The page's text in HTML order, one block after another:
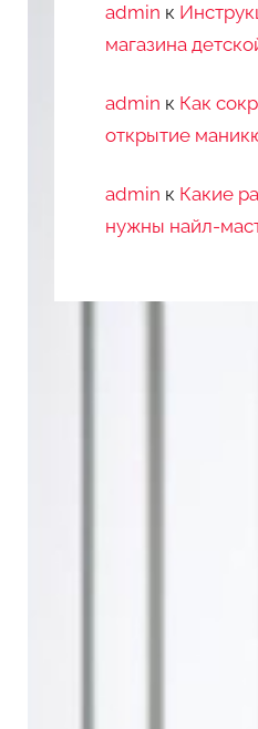
admin к
магазина
admin к Как
открытие
admin к Какие
нужны найл-